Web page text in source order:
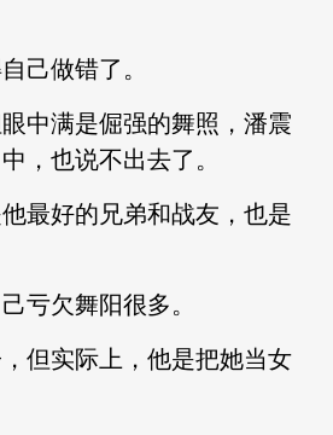
己做错了。
中满是倔强的舞照，潘震
，也说不出去了。
最好的兄弟和战友，也是
亏欠舞阳很多。
但实际上，他是把她当女